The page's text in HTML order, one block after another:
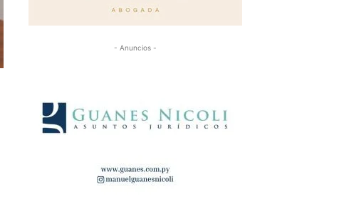
- Anuncios -